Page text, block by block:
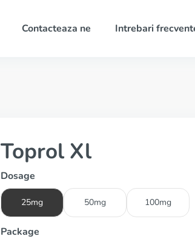
Contacteaza ne Intrebari
Toprol Xl
Dosage
25mg 50mg 100mg
Package